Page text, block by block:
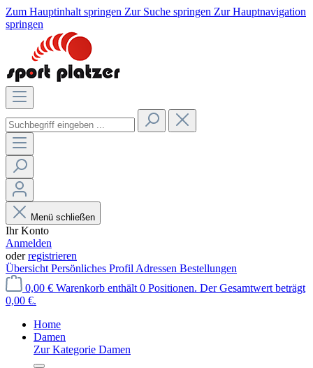
Zum Hauptinhalt springen Zur Suche springen Zur Hauptnavigation
springen
Menü schließen
Ihr Konto
Anmelden
oderregistrieren
Übersicht Persönliches Profil Adressen Bestellungen
0,00 € Warenkorb enthält 0 Positionen. Der Gesamtwert beträgt
0,00 €.
Home
Damen
Zur Kategorie Damen